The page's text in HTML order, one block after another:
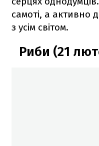
самоті, а активно
з усім світом.
Риби (21